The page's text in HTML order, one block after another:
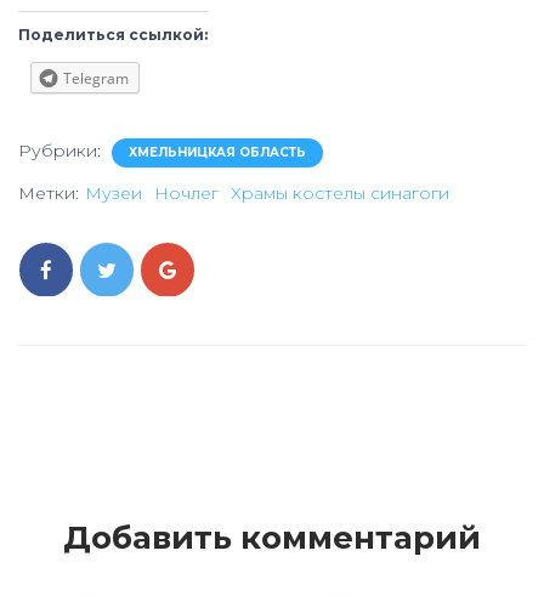
Поделиться ссылкой:
Telegram
Рубрики: ХМЕЛЬНИЦКАЯ ОБЛАСТЬ
Метки: Музеи Ночлег Храмы костелы синагоги
Добавить комментарий